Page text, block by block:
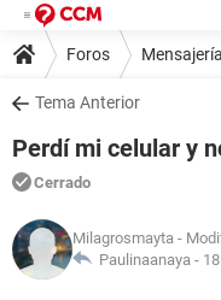
Foros
Tema Anterior
Perdí mi celular y
Cerrado
Milagrosmayta -
Paulinaanaya -